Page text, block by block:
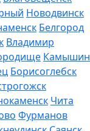
Новодвинск
Белгород
Владимир
Камышин
Борисоглебск
Чита
Фурманов